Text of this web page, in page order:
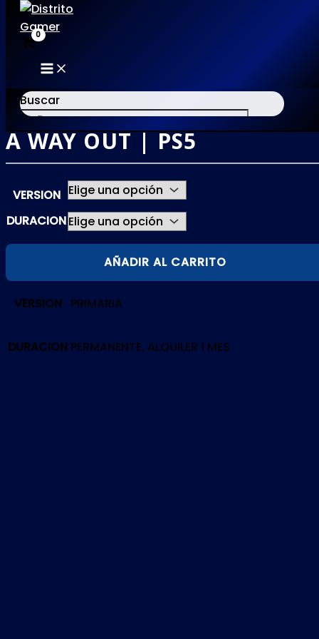
al
contenido
MAIN
MENU
Buscar
A WAY OUT | PS5
VERSION
DURACION
A
cantidad
AÑADIR AL CARRITO
VERSION PRIMARIA
DURACION PERMANENTE, ALQUILER 1 MES